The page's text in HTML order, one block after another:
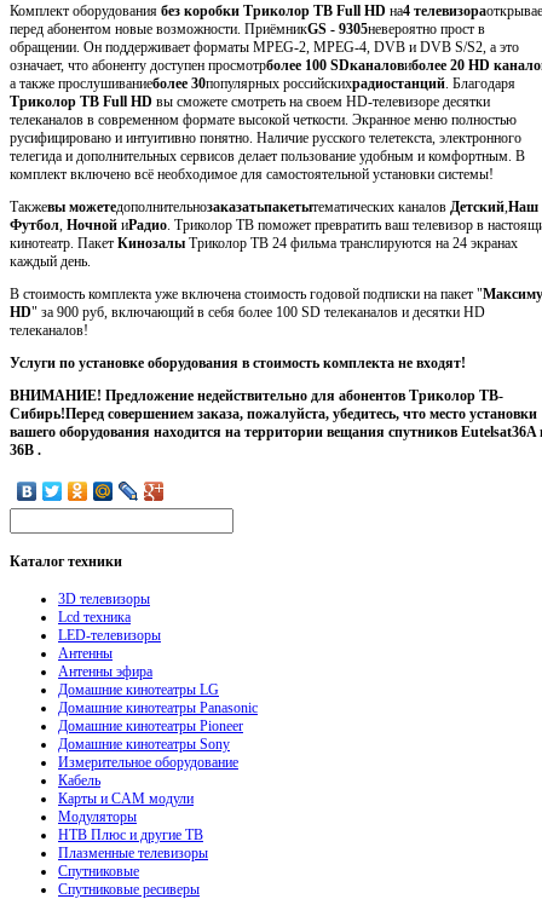
Комплект оборудования без коробки Триколор ТВ Full HD на4 телевизора
перед абонентом новые возможности. ПриёмникGS - 9305невероятно прост в
обращении. Он поддерживает форматы MPEG-2, MPEG-4, DVB и DVB S/S2, а это
означает, что абоненту доступен просмотрболее 100 SDканаловиболее 20 HD
а также прослушиваниеболее 30популярных российскихрадиостанций. Благодаря
Триколор ТВ Full HD вы сможете смотреть на своем HD-телевизоре десятки
телеканалов в современном формате высокой четкости. Экранное меню полностью
русифицировано и интуитивно понятно. Наличие русского телетекста, электронного
телегида и дополнительных сервисов делает пользование удобным и комфортным. В
комплект включено всё необходимое для самостоятельной установки системы!
Такжевы можетедополнительнозаказатьпакетытематических каналов Детский,Наш
Футбол, Ночной иРадио. Триколор ТВ поможет превратить ваш телевизор в
кинотеатр. Пакет Кинозалы Триколор ТВ 24 фильма транслируются на 24 экранах
каждый день.
В стоимость комплекта уже включена стоимость годовой подписки на пакет "
HD" за 900 руб, включающий в себя более 100 SD телеканалов и десятки HD
телеканалов!
Услуги по установке оборудования в стоимость комплекта не входят!
ВНИМАНИЕ! Предложение недействительно для абонентов Триколор ТВ-
Сибирь!Перед совершением заказа, пожалуйста, убедитесь, что место установки
вашего оборудования находится на территории вещания спутников Eutelsat36A
36B .
Каталогтехники
3D телевизоры
Lcd техника
LED-телевизоры
Антенны
Антенны эфира
Домашние кинотеатры LG
Домашние кинотеатры Panasonic
Домашние кинотеатры Pioneer
Домашние кинотеатры Sony
Измерительное оборудование
Кабель
Карты и CAM модули
Модуляторы
НТВ Плюс и другие ТВ
Плазменные телевизоры
Спутниковые
Спутниковые ресиверы